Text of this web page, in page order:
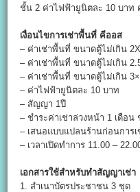
ชั้น 2 ค่าไฟฟ้ายูนิตละ 10 บาท
เงื่อนไขการเช่าพื้นที่ คีออส
– ค่าเช่าพื้นที่ ขนาดตู้ไม่เกิน
– ค่าเช่าพื้นที่ ขนาดตู้ไม่เกิน
– ค่าเช่าพื้นที่ ขนาดตู้ไม่เกิน
– ค่าไฟฟ้ายูนิตละ 10 บาท
– สัญญา 1ปื
– ชำระค่าเช่าล่วงหน้า 1 เดือน
– เสนอแบบแปลนร้านก่อนการ
– เวลาเปิดทำการ 11.00 –
เอกสารใช้สำหรับทำสัญญาเช่า
1. สำเนาบัตรประชาชน 3 ชุด